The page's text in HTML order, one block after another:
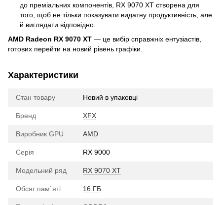
до преміальних компонентів, RX 9070 XT створена для
того, щоб не тільки показувати видатну продуктивність, але
й виглядати відповідно.
AMD Radeon RX 9070 XT — це вибір справжніх ентузіастів,
готових перейти на новий рівень графіки.
Характеристики
Стан товару Новий в упаковці
Бренд XFX
Виробник GPU AMD
Серія RX 9000
Модельний ряд RX 9070 XT
Обсяг пам`яті 16 ГБ